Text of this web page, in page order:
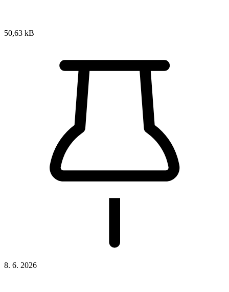
50,63 kB
8. 6. 2026